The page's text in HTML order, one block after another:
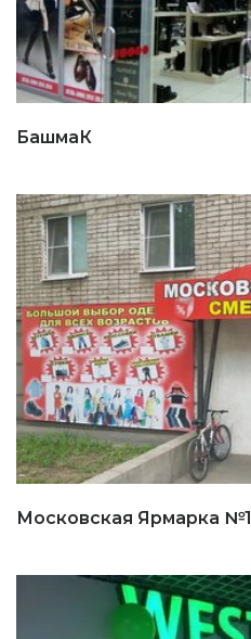
БашмаК
Московская Ярмарка №1